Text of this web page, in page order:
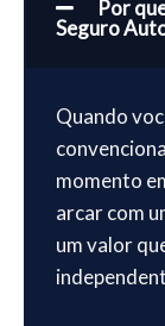
Por
Seguro
Quando
momento
arcar com
um valor